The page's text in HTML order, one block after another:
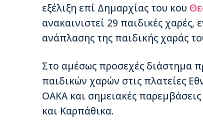
εξέλιξη επί Δημαρχίας του κου
ανακαινιστεί 29 παιδικές
ανάπλασης της παιδικής χαράς
Στο αμέσως προσεχές διάστημα
παιδικών χαρών στις πλατείες
ΟΑΚΑ και σημειακές παρεμβάσεις
και Καρπάθικα.